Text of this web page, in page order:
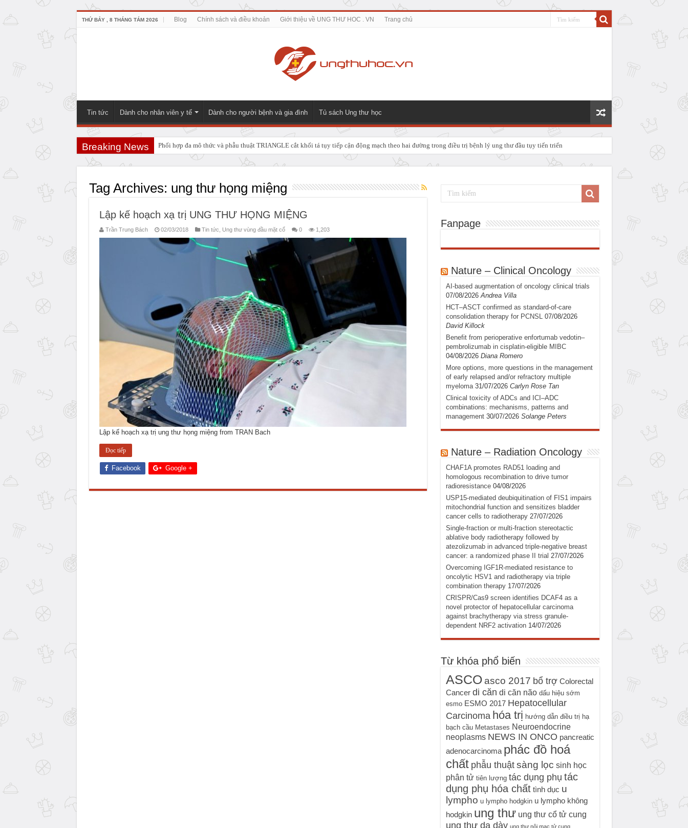
THỨ BẢY , 8 THÁNG TÁM 2026 Blog Chính sách và điều khoản Giới thiệu về UNG THƯ HOC . VN Trang chủ
Tin tức Dành cho nhân viên y tế Dành cho người bệnh và gia đình Tủ sách Ung thư học
Breaking News Phối hợp đa mô thức và phẫu thuật TRIANGLE cắt khối tá tụy tiếp cận động mạch theo hai đường trong điều trị bệnh lý ung thư đầu tụy tiến triển
PHẪU THUẬT NEUHAUS: GIẢI PHÁP ĐIỀU TRỊ TRIỆT CĂN CHO UNG THƯ NGÃ BA ĐƯỜNG MẬT TUÝP IV
Tag Archives: ung thư họng miệng
Lập kế hoạch xạ trị UNG THƯ HỌNG MIỆNG
Trần Trung Bách 02/03/2018 Tin tức Ung thư vùng đầu mặt cổ 0 1,203
Lập kế hoạch xạ trị ung thư họng miệng from TRAN Bach
Đọc tiếp
Facebook Google +
Fanpage
Nature – Clinical Oncology
AI-based augmentation of oncology clinical trials
07/08/2026 Andrea Villa
HCT–ASCT confirmed as standard-of-care
consolidation therapy for PCNSL 07/08/2026
David Killock
Benefit from perioperative enfortumab vedotin–
pembrolizumab in cisplatin-eligible MIBC
04/08/2026 Diana Romero
More options, more questions in the management
of early relapsed and/or refractory multiple
myeloma 31/07/2026 Carlyn Rose Tan
Clinical toxicity of ADCs and ICI–ADC
combinations: mechanisms, patterns and
management 30/07/2026 Solange Peters
Nature – Radiation Oncology
CHAF1A promotes RAD51 loading and
homologous recombination to drive tumor
radioresistance 04/08/2026
USP15-mediated deubiquitination of FIS1 impairs
mitochondrial function and sensitizes bladder
cancer cells to radiotherapy 27/07/2026
Single-fraction or multi-fraction stereotactic
ablative body radiotherapy followed by
atezolizumab in advanced triple-negative breast
cancer: a randomized phase II trial 27/07/2026
Overcoming IGF1R-mediated resistance to
oncolytic HSV1 and radiotherapy via triple
combination therapy 17/07/2026
CRISPR/Cas9 screen identifies DCAF4 as a
novel protector of hepatocellular carcinoma
against brachytherapy via stress granule-
dependent NRF2 activation 14/07/2026
Từ khóa phổ biến
ASCO asco 2017 bổ trợ Colorectal
Cancer di căn di căn não dấu hiệu sớm
esmo ESMO 2017 Hepatocellular
Carcinoma hóa trị hướng dẫn điều trị hạ
bạch cầu Metastases Neuroendocrine
neoplasms NEWS IN ONCO pancreatic
adenocarcinoma phác đồ hoá
chất phẫu thuật sàng lọc sinh học
phân tử tiên lượng tác dụng phụ tác
dụng phụ hóa chất tình dục u
lympho u lympho hodgkin u lympho không
hodgkin ung thư ung thư cổ tử cung
ung thư dạ dày ung thư nội mạc tử cung